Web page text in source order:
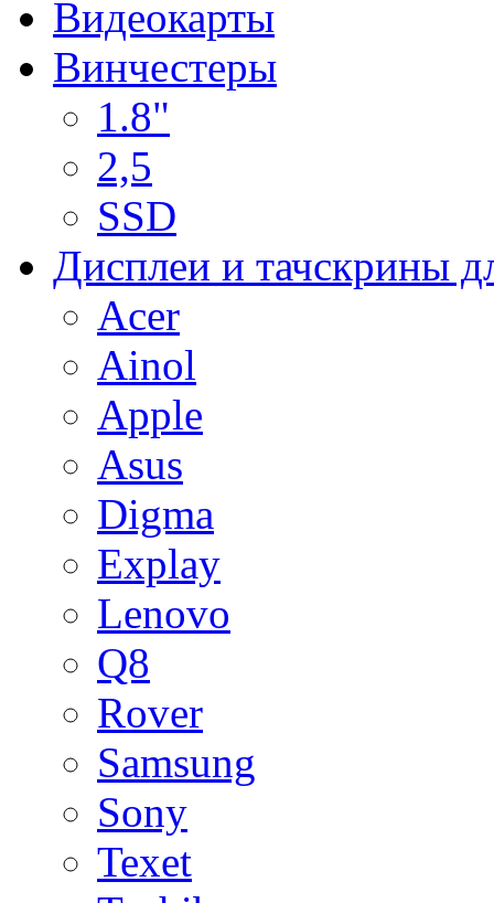
Видеокарты
Винчестеры
1.8"
2,5
SSD
Дисплеи и тачскрины
Acer
Ainol
Apple
Asus
Digma
Explay
Lenovo
Q8
Rover
Samsung
Sony
Texet